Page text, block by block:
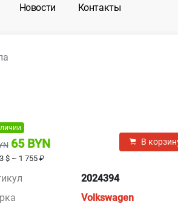
Новости Контакты
65 BYN
$ ~ 1 755 ₽
В
2024394
Volkswagen